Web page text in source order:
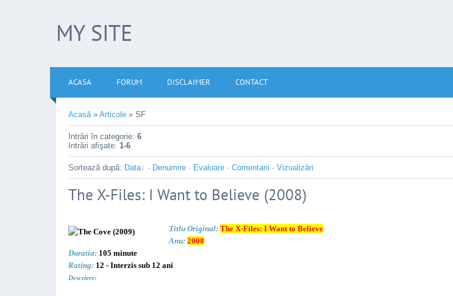
MY SITE
ACASA FORUM DISCLAIMER CONTACT
Acasă» Articole » SF
Intrări în categorie: 6
Intrări afişate: 1-6
Sortează după: Data · Denumire · Evaluare · Comentarii · Vizualizări
The X-Files: I Want to Believe (2008)
Titlu Original: The X-Files: I Want to Believe
Anu: 2008
Duratia: 105 minute
Rating: 12 - Interzis sub 12 ani
Descriere: